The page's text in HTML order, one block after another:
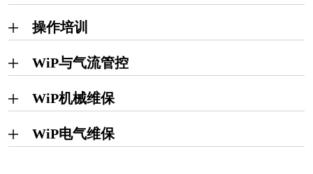
操作培训
WiP与气流管控
WiP机械维保
WiP电气维保